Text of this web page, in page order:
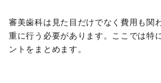
審美歯科は見た目だけでなく費用も関
重に行う必要があります。ここでは特
ントをまとめます。